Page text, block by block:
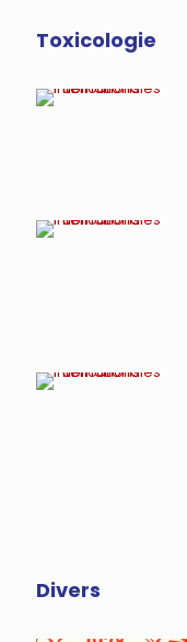
Toxicologie
Divers